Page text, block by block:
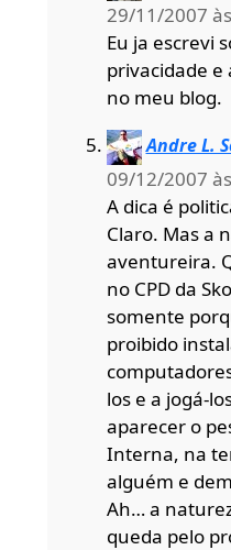
29/11/2007
Eu ja escrevi
privacidade
no meu blog.
Andre L.
09/12/2007
A dica é
Claro. Mas a
aventureira.
no CPD da
somente
proibido
los e a jogá-
aparecer o
Interna, na
alguém e
Ah… a
queda pelo